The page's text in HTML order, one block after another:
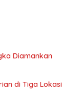
Diamankan
di Tiga Lokasi